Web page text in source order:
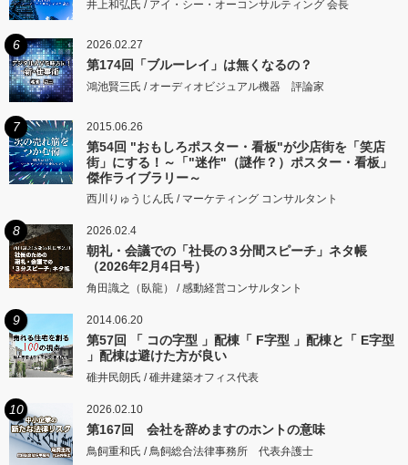
井上和弘氏 / アイ・シー・オーコンサルティング 会長
6 2026.02.27
第174回「ブルーレイ」は無くなるの？
鴻池賢三氏 / オーディオビジュアル機器 評論家
7 2015.06.26
第54回 "おもしろポスター・看板"が少店街を「笑店
街」にする！～「"迷作"（謎作？）ポスター・看板」
傑作ライブラリー～
西川りゅうじん氏 / マーケティング コンサルタント
8 2026.02.4
朝礼・会議での「社長の３分間スピーチ」ネタ帳
（2026年2月4日号）
角田識之（臥龍） / 感動経営コンサルタント
9 2014.06.20
第57回 「 コの字型 」配棟「 F字型 」配棟と「 E字型
」配棟は避けた方が良い
碓井民朗氏 / 碓井建築オフィス代表
10 2026.02.10
第167回 会社を辞めますのホントの意味
鳥飼重和氏 / 鳥飼総合法律事務所 代表弁護士